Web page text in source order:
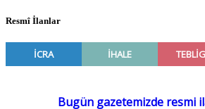
Resmî İlanlar